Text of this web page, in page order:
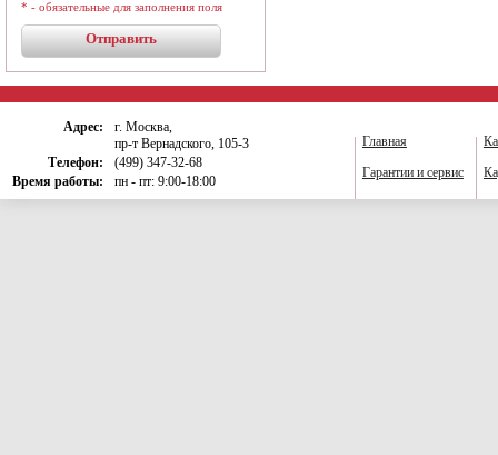
* - обязательные для заполнения поля
Адрес:
г. Москва,
пр-т Вернадского, 105-3
Телефон:
(499) 347-32-68
Время работы:
пн - пт: 9:00-18:00
Главная
Гарантии и сервис